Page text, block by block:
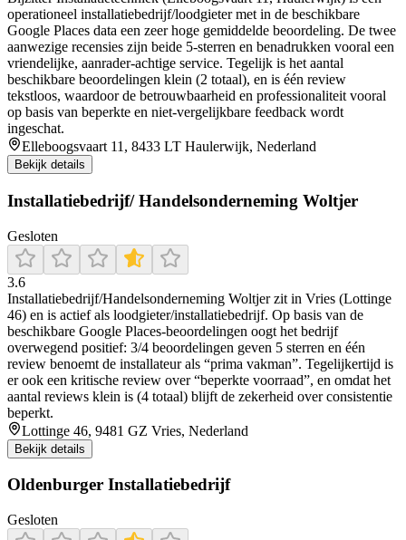
operationeel installatiebedrijf/loodgieter met in de beschikbare
Google Places data een zeer hoge gemiddelde beoordeling. De twee
aanwezige recensies zijn beide 5-sterren en benadrukken vooral een
vriendelijke, aanrader-achtige service. Tegelijk is het aantal
beschikbare beoordelingen klein (2 totaal), en is één review
tekstloos, waardoor de betrouwbaarheid en professionaliteit vooral
op basis van beperkte en niet-vergelijkbare feedback wordt
ingeschat.
Elleboogsvaart 11, 8433 LT Haulerwijk, Nederland
Bekijk details
Installatiebedrijf/ Handelsonderneming Woltjer
Gesloten
3.6
Installatiebedrijf/Handelsonderneming Woltjer zit in Vries (Lottinge
46) en is actief als loodgieter/installatiebedrijf. Op basis van de
beschikbare Google Places-beoordelingen oogt het bedrijf
overwegend positief: 3/4 beoordelingen geven 5 sterren en één
review benoemt de installateur als “prima vakman”. Tegelijkertijd is
er ook een kritische review over “beperkte voorraad”, en omdat het
aantal reviews klein is (4 totaal) blijft de zekerheid over consistentie
beperkt.
Lottinge 46, 9481 GZ Vries, Nederland
Bekijk details
Oldenburger Installatiebedrijf
Gesloten